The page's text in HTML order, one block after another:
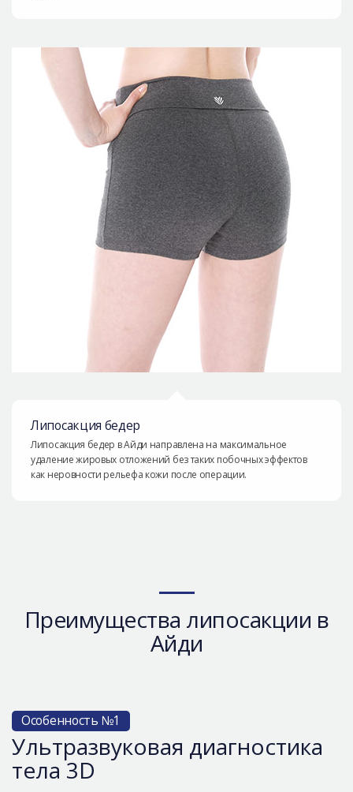
Липосакция бедер
Липосакция бедер в Айди направлена на максимальное
удаление жировых отложений без таких побочных эффектов
как неровности рельефа кожи после операции.
Преимущества липосакции в
Айди
Особенность №1
Ультразвуковая диагностика
тела 3D